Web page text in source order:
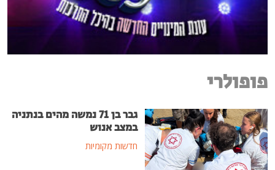
פופולרי
גבר בן 71 נמשה מהים בנתניה
במצב אנוש
חדשות מקומיות